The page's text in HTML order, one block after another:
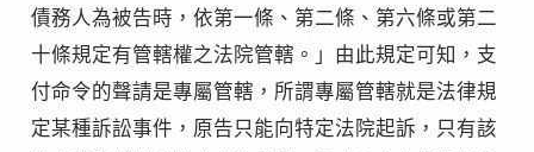
債務人為被告時，依第一條、第二條、第六條或第二
十條規定有管轄權之法院管轄。」由此規定可知，支
付命令的聲請是專屬管轄，所謂專屬管轄就是法律規
定某種訴訟事件，原告只能向特定法院起訴，只有該